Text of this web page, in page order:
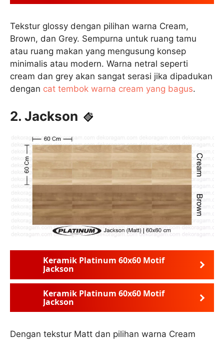
Tekstur glossy dengan pilihan warna Cream,
Brown, dan Grey. Sempurna untuk ruang tamu
atau ruang makan yang mengusung konsep
minimalis atau modern. Warna netral seperti
cream dan grey akan sangat serasi jika dipadukan
dengan cat tembok warna cream yang bagus.
2. Jackson
Keramik Platinum 60x60 Motif
Jackson
Keramik Platinum 60x60 Motif
Jackson
Dengan tekstur Matt dan pilihan warna Cream